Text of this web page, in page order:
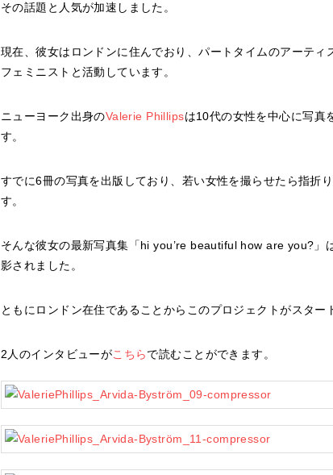
その話題と人気が加速しました。
現在、彼女はロンドンに住んでおり、パートタイムのアーティ
フェミニストと活動しています。
ニューヨーク出身のValerie Phillipsは10代の女性を中心に写真
す。
すでに6冊の写真を出版しており、若い女性を撮らせたら指折
す。
そんな彼女の最新写真集「hi you’re beautiful how are you?」
影されました。
ともにロンドン在住であることからこのプロジェクトがスター
2人のインタビューがこちらで読むことができます。